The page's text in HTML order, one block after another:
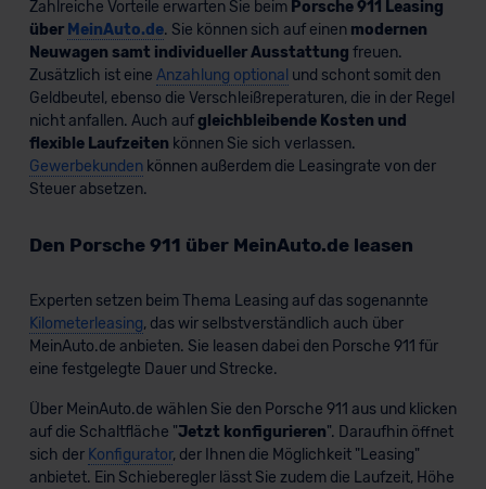
Zahlreiche Vorteile erwarten Sie beim Porsche 911 Leasing
über MeinAuto.de. Sie können sich auf einen modernen
Neuwagen samt individueller Ausstattung freuen.
Zusätzlich ist eine Anzahlung optional und schont somit den
Geldbeutel, ebenso die Verschleißreperaturen, die in der Regel
nicht anfallen. Auch aufgleichbleibende Kosten und
flexible Laufzeiten können Sie sich verlassen.
Gewerbekundenkönnen außerdem die Leasingrate von der
Steuer absetzen.
Den Porsche 911 über MeinAuto.de leasen
Experten setzen beim Thema Leasing auf das sogenannte
Kilometerleasing, das wir selbstverständlich auch über
MeinAuto.de anbieten. Sie leasen dabei den Porsche 911 für
eine festgelegte Dauer und Strecke.
Über MeinAuto.de wählen Sie den Porsche 911 aus und klicken
auf die Schaltfläche "Jetzt konfigurieren". Daraufhin öffnet
sich der Konfigurator, der Ihnen die Möglichkeit "Leasing"
anbietet. Ein Schieberegler lässt Sie zudem die Laufzeit, Höhe